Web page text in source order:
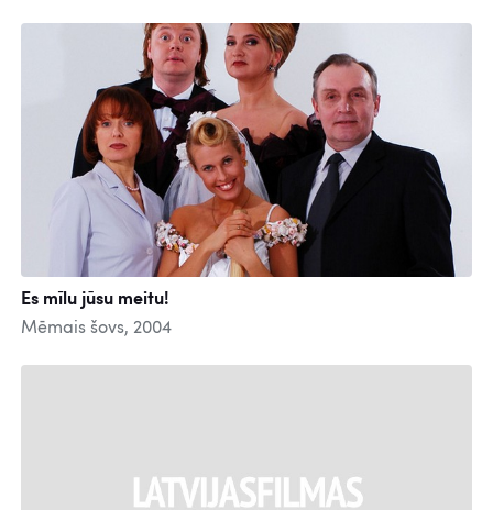
Es mīlu jūsu meitu!
Mēmais šovs, 2004